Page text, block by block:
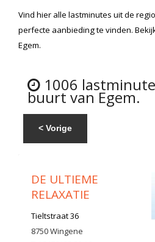
Vind hier alle lastminutes uit de
perfecte aanbieding te vinden.
Egem.
1006
buurt van Egem.
< Vorige
DE ULTIEME
RELAXATIE
Tieltstraat 36
8750Wingene